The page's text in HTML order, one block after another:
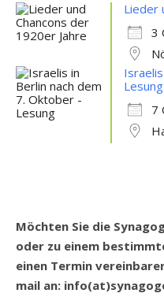
Lieder
3
Lesung
7
Möchten Sie die
oder zu einem
einen Termin
mail an: